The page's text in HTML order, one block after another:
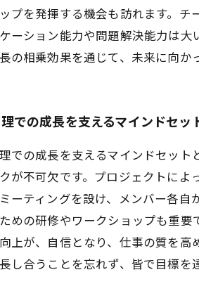
プを発揮する機会も訪れます。チ
ーション能力や問題解決能力は
の相乗効果を通じて、未来に向か
での成長を支えるマインドセッ
での成長を支えるマインドセッ
が不可欠です。プロジェクトに
ーティングを設け、メンバー各自
めの研修やワークショップも重
上が、自信となり、仕事の質を
し合うことを忘れず、皆で目標を